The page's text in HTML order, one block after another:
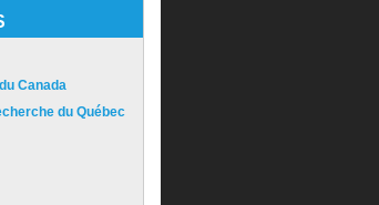
Canada
du Québec